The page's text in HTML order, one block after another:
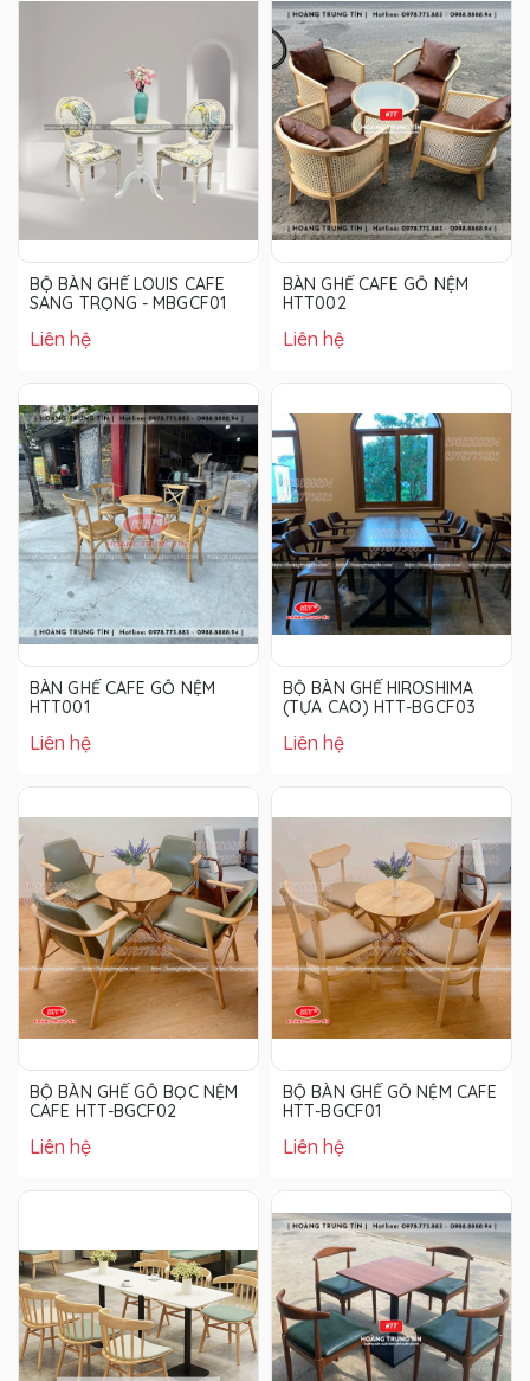
BỘ BÀN GHẾ LOUIS CAFE
SANG TRỌNG - MBGCF01
Liên hệ
BÀN GHẾ CAFE GỖ NỆM
HTT002
Liên hệ
BÀN GHẾ CAFE GỖ NỆM
HTT001
Liên hệ
BỘ BÀN GHẾ HIROSHIMA
(TỰA CAO) HTT-BGCF03
Liên hệ
BỘ BÀN GHẾ GỖ BỌC NỆM
CAFE HTT-BGCF02
Liên hệ
BỘ BÀN GHẾ GỖ NỆM CAFE
HTT-BGCF01
Liên hệ